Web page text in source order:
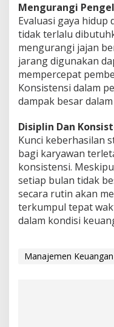
Mengurangi
Evaluasi gaya
tidak terlalu
mengurangi jajan
jarang digunakan
mempercepat
Konsistensi dalam
dampak besar
Disiplin Dan
Kunci keberhasilan
bagi karyawan
konsistensi.
setiap bulan tidak
secara rutin akan
terkumpul tepat
dalam kondisi
Manajemen Keuangan